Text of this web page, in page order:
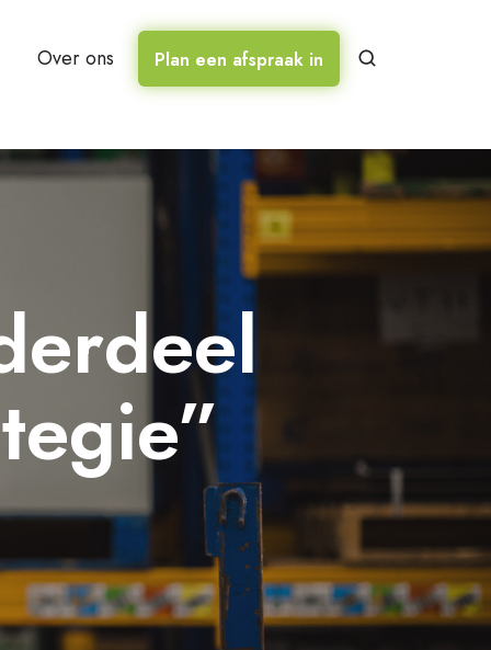
Over ons Plan een afspraak in